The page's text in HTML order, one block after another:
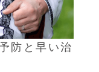
防と早い治